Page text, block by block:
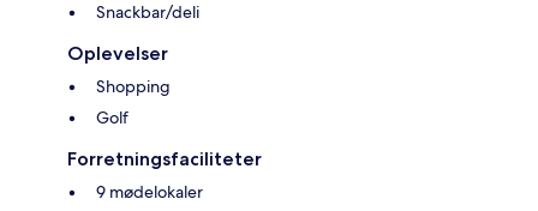
Snackbar/deli
Oplevelser
Shopping
Golf
Forretningsfaciliteter
9 mødelokaler